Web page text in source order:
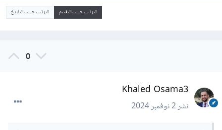
الترتيب حسب التقييم الترتيب حسب التاريخ
0
Khaled Osama3
نشر2 نوفمبر 2024